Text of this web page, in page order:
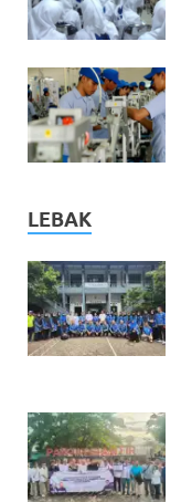
LEBAK